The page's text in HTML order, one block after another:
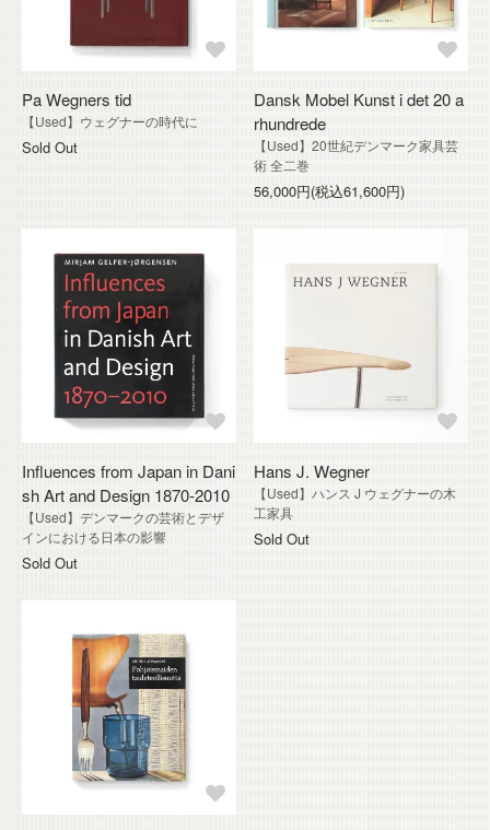
Pa Wegners tid
【Used】ウェグナーの時代に
Sold Out
Dansk Mobel Kunst i det 20 a
rhundrede
【Used】20世紀デンマーク家具芸
術 全二巻
56,000円(税込61,600円)
Influences from Japan in Dani
sh Art and Design 1870-2010
【Used】デンマークの芸術とデザ
インにおける日本の影響
Sold Out
Hans J. Wegner
【Used】ハンス J ウェグナーの木
工家具
Sold Out